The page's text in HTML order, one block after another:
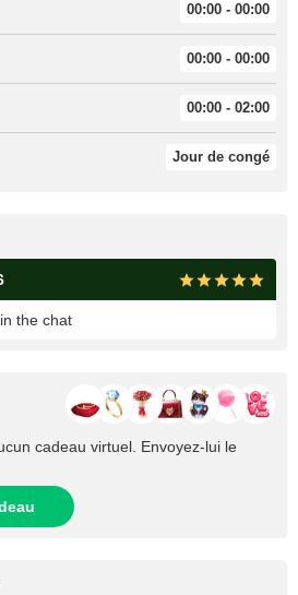
00:00 - 00:00
00:00 - 00:00
00:00 - 02:00
Jour de congé
the chat
cadeau virtuel. Envoyez-lui le